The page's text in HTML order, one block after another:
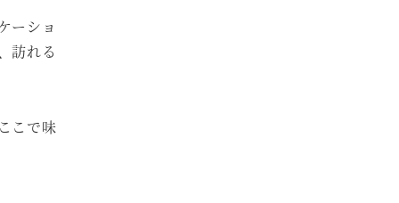
ーショ
訪れる
こで味